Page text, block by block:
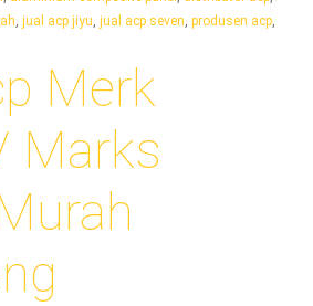
jual acp jiyu jual acp seven produsen acp,
Merk
Marks